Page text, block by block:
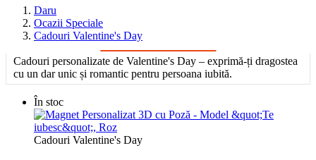
Daru
Ocazii Speciale
Cadouri Valentine's Day
Cadouri personalizate de Valentine's Day – exprimă-ți dragostea
cu un dar unic și romantic pentru persoana iubită.
În stoc
Cadouri Valentine's Day